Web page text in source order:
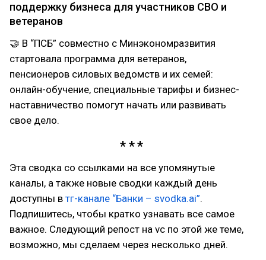
поддержку бизнеса для участников СВО и
ветеранов
🤝 В “ПСБ” совместно с Минэкономразвития
стартовала программа для ветеранов,
пенсионеров силовых ведомств и их семей:
онлайн-обучение, специальные тарифы и бизнес-
наставничество помогут начать или развивать
свое дело.
Эта сводка со ссылками на все упомянутые
каналы, а также новые сводки каждый день
доступны в тг-канале “Банки – svodka.ai”.
Подпишитесь, чтобы кратко узнавать все самое
важное. Следующий репост на vc по этой же теме,
возможно, мы сделаем через несколько дней.